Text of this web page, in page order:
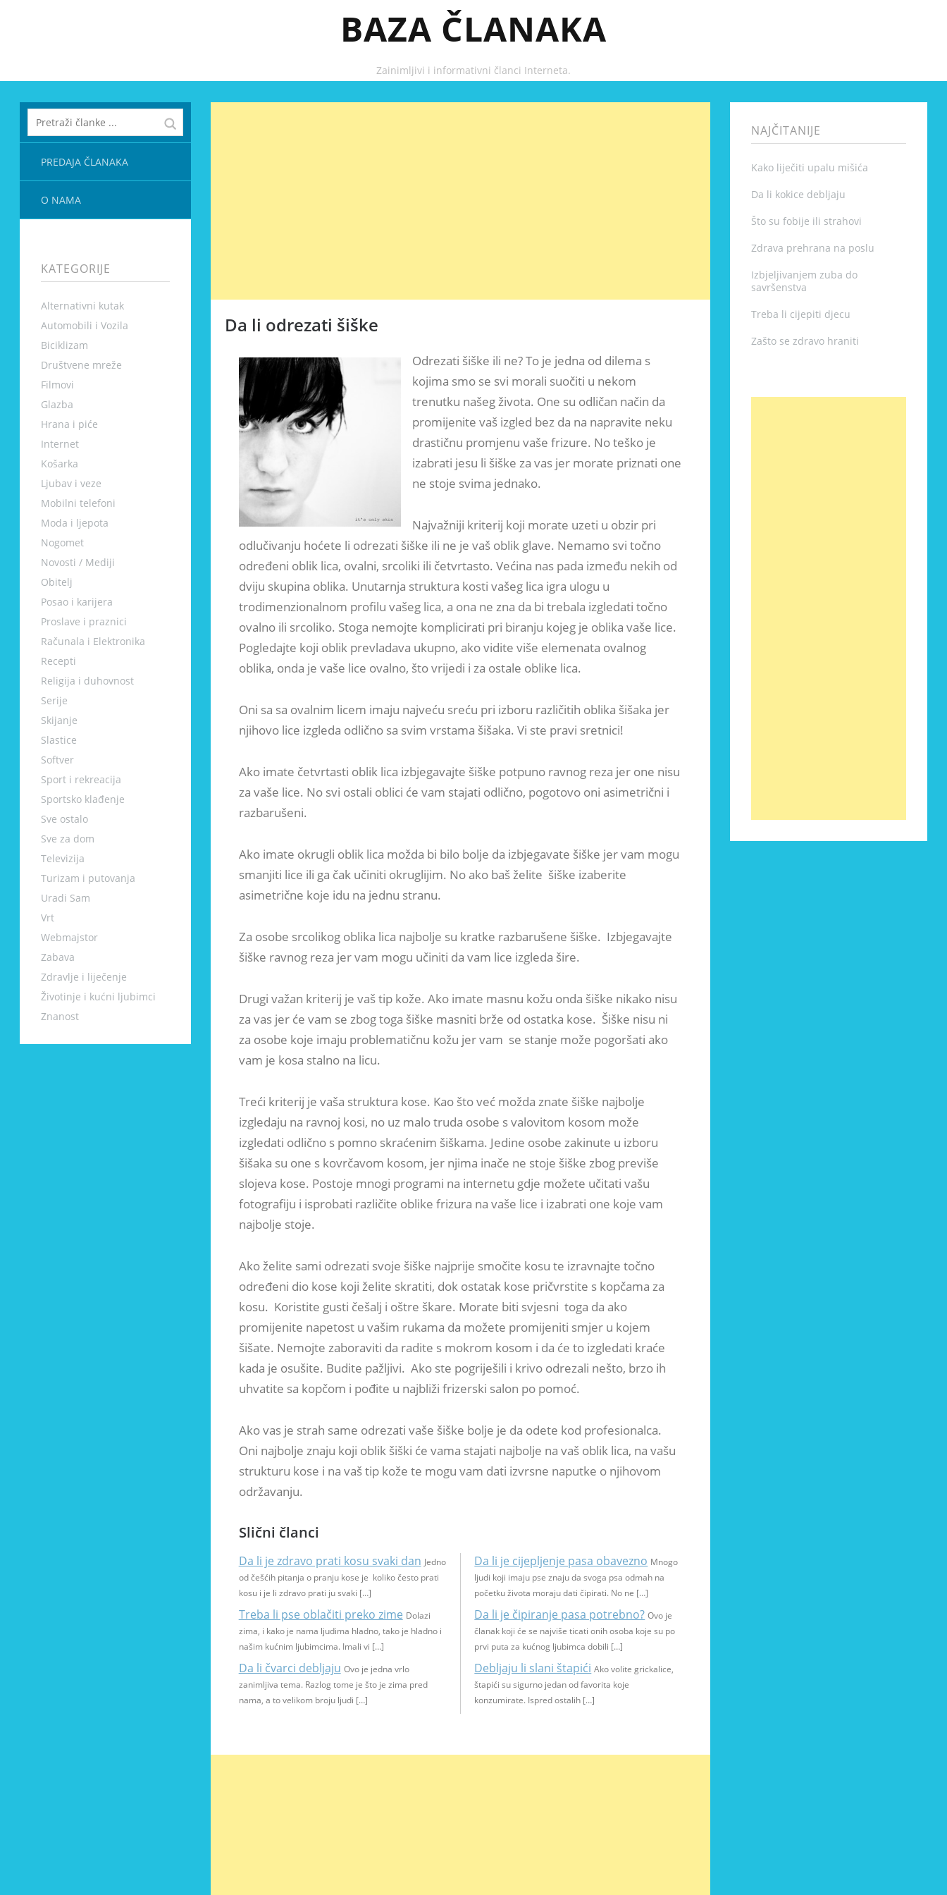
BAZA ČLANAKA
Zainimljivi i informativni članci Interneta.
PREDAJA ČLANAKA
O NAMA
KATEGORIJE
Alternativni kutak
Automobili i Vozila
Biciklizam
Društvene mreže
Filmovi
Glazba
Hrana i piće
Internet
Košarka
Ljubav i veze
Mobilni telefoni
Moda i ljepota
Nogomet
Novosti / Mediji
Obitelj
Posao i karijera
Proslave i praznici
Računala i Elektronika
Recepti
Religija i duhovnost
Serije
Skijanje
Slastice
Softver
Sport i rekreacija
Sportsko klađenje
Sve ostalo
Sve za dom
Televizija
Turizam i putovanja
Uradi Sam
Vrt
Webmajstor
Zabava
Zdravlje i liječenje
Životinje i kućni ljubimci
Znanost
Da li odrezati šiške
Odrezati šiške ili ne? To je jedna od dilema s
kojima smo se svi morali suočiti u nekom
trenutku našeg života. One su odličan način da
promijenite vaš izgled bez da na napravite neku
drastičnu promjenu vaše frizure. No teško je
izabrati jesu li šiške za vas jer morate priznati one
ne stoje svima jednako.
Najvažniji kriterij koji morate uzeti u obzir pri
odlučivanju hoćete li odrezati šiške ili ne je vaš oblik glave. Nemamo svi točno
određeni oblik lica, ovalni, srcoliki ili četvrtasto. Većina nas pada između nekih od
dviju skupina oblika. Unutarnja struktura kosti vašeg lica igra ulogu u
trodimenzionalnom profilu vašeg lica, a ona ne zna da bi trebala izgledati točno
ovalno ili srcoliko. Stoga nemojte komplicirati pri biranju kojeg je oblika vaše lice.
Pogledajte koji oblik prevladava ukupno, ako vidite više elemenata ovalnog
oblika, onda je vaše lice ovalno, što vrijedi i za ostale oblike lica.
Oni sa sa ovalnim licem imaju najveću sreću pri izboru različitih oblika šišaka jer
njihovo lice izgleda odlično sa svim vrstama šišaka. Vi ste pravi sretnici!
Ako imate četvrtasti oblik lica izbjegavajte šiške potpuno ravnog reza jer one nisu
za vaše lice. No svi ostali oblici će vam stajati odlično, pogotovo oni asimetrični i
razbarušeni.
Ako imate okrugli oblik lica možda bi bilo bolje da izbjegavate šiške jer vam mogu
smanjiti lice ili ga čak učiniti okruglijim. No ako baš želite šiške izaberite
asimetrične koje idu na jednu stranu.
Za osobe srcolikog oblika lica najbolje su kratke razbarušene šiške. Izbjegavajte
šiške ravnog reza jer vam mogu učiniti da vam lice izgleda šire.
Drugi važan kriterij je vaš tip kože. Ako imate masnu kožu onda šiške nikako nisu
za vas jer će vam se zbog toga šiške masniti brže od ostatka kose. Šiške nisu ni
za osobe koje imaju problematičnu kožu jer vam se stanje može pogoršati ako
vam je kosa stalno na licu.
Treći kriterij je vaša struktura kose. Kao što već možda znate šiške najbolje
izgledaju na ravnoj kosi, no uz malo truda osobe s valovitom kosom može
izgledati odlično s pomno skraćenim šiškama. Jedine osobe zakinute u izboru
šišaka su one s kovrčavom kosom, jer njima inače ne stoje šiške zbog previše
slojeva kose. Postoje mnogi programi na internetu gdje možete učitati vašu
fotografiju i isprobati različite oblike frizura na vaše lice i izabrati one koje vam
najbolje stoje.
Ako želite sami odrezati svoje šiške najprije smočite kosu te izravnajte točno
određeni dio kose koji želite skratiti, dok ostatak kose pričvrstite s kopčama za
kosu. Koristite gusti češalj i oštre škare. Morate biti svjesni toga da ako
promijenite napetost u vašim rukama da možete promijeniti smjer u kojem
šišate. Nemojte zaboraviti da radite s mokrom kosom i da će to izgledati kraće
kada je osušite. Budite pažljivi. Ako ste pogriješili i krivo odrezali nešto, brzo ih
uhvatite sa kopčom i pođite u najbliži frizerski salon po pomoć.
Ako vas je strah same odrezati vaše šiške bolje je da odete kod profesionalca.
Oni najbolje znaju koji oblik šiški će vama stajati najbolje na vaš oblik lica, na vašu
strukturu kose i na vaš tip kože te mogu vam dati izvrsne naputke o njihovom
održavanju.
Slični članci
Da li je zdravo prati kosu svaki dan Jedno
od češćih pitanja o pranju kose je koliko često prati
kosu i je li zdravo prati ju svaki […]
Treba li pse oblačiti preko zime Dolazi
zima, i kako je nama ljudima hladno, tako je hladno i
našim kućnim ljubimcima. Imali vi […]
Da li čvarci debljaju Ovo je jedna vrlo
zanimljiva tema. Razlog tome je što je zima pred
nama, a to velikom broju ljudi […]
Da li je cijepljenje pasa obavezno Mnogo
ljudi koji imaju pse znaju da svoga psa odmah na
početku života moraju dati čipirati. No ne […]
Da li je čipiranje pasa potrebno? Ovo je
članak koji će se najviše ticati onih osoba koje su po
prvi puta za kućnog ljubimca dobili […]
Debljaju li slani štapići Ako volite grickalice,
štapići su sigurno jedan od favorita koje
konzumirate. Ispred ostalih […]
NAJČITANIJE
Kako liječiti upalu mišića
Da li kokice debljaju
Što su fobije ili strahovi
Zdrava prehrana na poslu
Izbjeljivanjem zuba do
savršenstva
Treba li cijepiti djecu
Zašto se zdravo hraniti